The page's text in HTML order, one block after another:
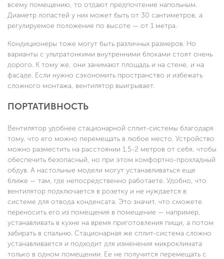
всему помещению, то отдают предпочтение напольным.
Диаметр лопастей у них может быть от 30 сантиметров, а
регулируемое положение по высоте — от 1 метра.
Кондиционеры тоже могут быть различных размеров. Но
варианты с ультратонкими внутренними блоками стоят очень
дорого. К тому же, они занимают площадь и на стене, и на
фасаде. Если нужно сэкономить пространство и избежать
сложного монтажа, вентилятор выигрывает.
ПОРТАТИВНОСТЬ
Вентилятор удобнее стационарной сплит-системы благодаря
тому, что его можно перемещать в любое место. Устройство
можно разместить на расстоянии 1,5-2 метров от себя, чтобы
обеспечить безопасный, но при этом комфортно-прохладный
обдув. А настольные модели могут устанавливаться еще
ближе — там, где непосредственно работаете. Удобно, что
вентилятор подключается в розетку и не нуждается в
системе для отвода конденсата. Это значит, что сможете
переносить его из помещения в помещение — например,
устанавливать в кухне на время приготовления пищи, а потом
забирать в спальню. Стационарная же сплит-система сложно
устанавливается и подходит для изменения микроклимата
только в одном помещении. Ее не получится перемещать с